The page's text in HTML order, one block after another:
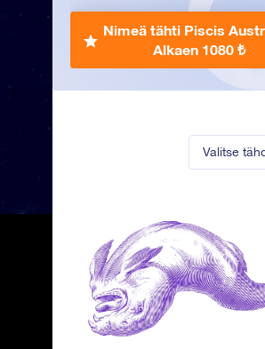
Valitse
Nimeä tähti Piscis
Alkaen 1080 ₺